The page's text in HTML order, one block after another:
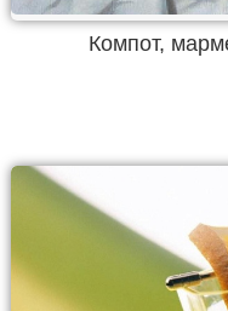
Компот,